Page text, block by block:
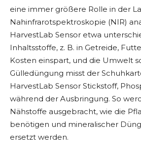
eine immer größere Rolle in der
Nahinfrarotspektroskopie (NIR)
HarvestLab Sensor etwa
Inhaltsstoffe, z. B. in Getreide,
Kosten einspart, und die Umwelt
Gülledüngung misst der
HarvestLab Sensor Stickstoff,
während der Ausbringung. So
Nähstoffe ausgebracht, wie die
benötigen und mineralischer
ersetzt werden.